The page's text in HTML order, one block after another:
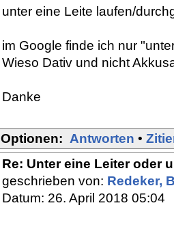
unter eine Leite laufen/
im Google finde ich nur
Wieso Dativ und nicht
Danke
Optionen: Antworten •
Re: Unter eine Leiter oder
geschrieben von: Redeker,
Datum: 26. April 2018 05:04